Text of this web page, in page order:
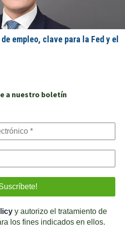
empleo, clave para la Fed y el
a nuestro boletín
y autorizo el tratamiento de
los fines indicados en ellos.